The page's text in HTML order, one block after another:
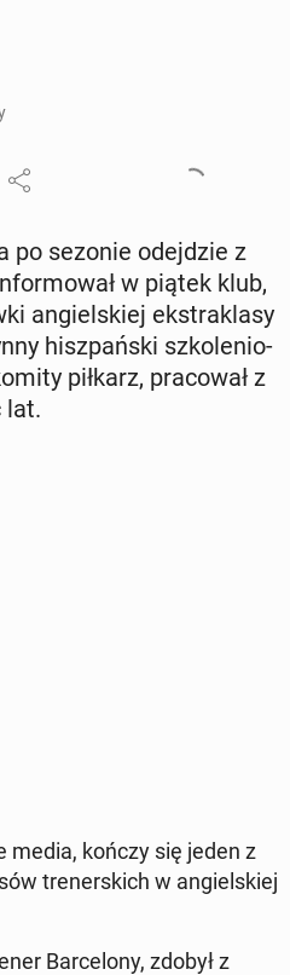
po sezonie odej­dzie z
w piątek klub,
an­giel­skiej eks­tra­kla­sy
hisz­pań­ski szko­le­nio­
piłkarz, pra­co­wał z
lat.
kończy się jeden z
tre­ner­skich w an­giel­skiej
Bar­ce­lo­ny, zdobył z